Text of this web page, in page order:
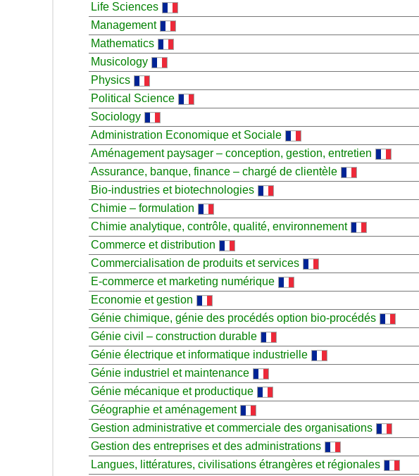
Life Sciences
Management
Mathematics
Musicology
Physics
Political Science
Sociology
Administration Economique et Sociale
Aménagement paysager – conception, gestion, entretien
Assurance, banque, finance – chargé de clientèle
Bio-industries et biotechnologies
Chimie – formulation
Chimie analytique, contrôle, qualité, environnement
Commerce et distribution
Commercialisation de produits et services
E-commerce et marketing numérique
Economie et gestion
Génie chimique, génie des procédés option bio-procédés
Génie civil – construction durable
Génie électrique et informatique industrielle
Génie industriel et maintenance
Génie mécanique et productique
Géographie et aménagement
Gestion administrative et commerciale des organisations
Gestion des entreprises et des administrations
Langues, littératures, civilisations étrangères et régionales